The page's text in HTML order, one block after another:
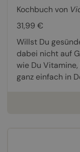
Kochbuch von
31,99 €
Willst Du
dabei nicht auf
wie Du
ganz einfach in